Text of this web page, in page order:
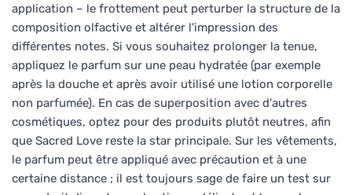
application – le frottement peut perturber la structure de la
composition olfactive et altérer l'impression des
différentes notes. Si vous souhaitez prolonger la tenue,
appliquez le parfum sur une peau hydratée (par exemple
après la douche et après avoir utilisé une lotion corporelle
non parfumée). En cas de superposition avec d'autres
cosmétiques, optez pour des produits plutôt neutres, afin
que Sacred Love reste la star principale. Sur les vêtements,
le parfum peut être appliqué avec précaution et à une
certaine distance ; il est toujours sage de faire un test sur